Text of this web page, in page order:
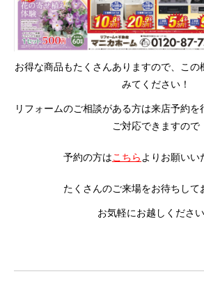
お得な商品もたくさんありますので、この
みてください！
リフォームのご相談がある方は来店予約
ご対応できますので
予約の方はこちらよりお願いい
たくさんのご来場をお待ちして
お気軽にお越しください